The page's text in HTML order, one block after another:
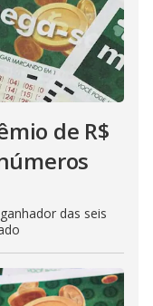
de R$
das seis